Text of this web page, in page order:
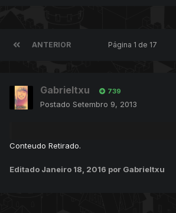
ANTERIOR Página 1 de 17
Gabrieltxu 739
Postado Setembro 9, 2013
Conteudo Retirado.
Editado Janeiro 18, 2016 por Gabrieltxu